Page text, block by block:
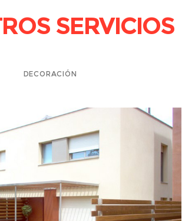
SERVICIOS
DECORACIÓN